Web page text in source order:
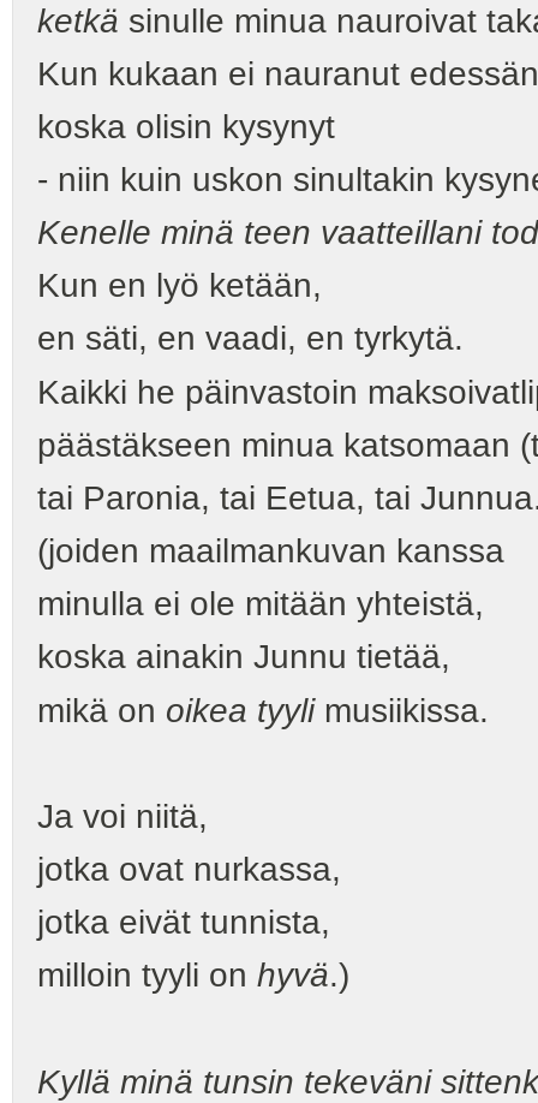
ketkä sinulle minua nauroivat
Kun kukaan ei nauranut
koska olisin kysynyt
- niin kuin uskon sinultakin
Kenelle minä teen vaatteillani
Kun en lyö ketään,
en säti, en vaadi, en tyrkytä.
Kaikki he päinvastoin
päästäkseen minua katsomaan
tai Paronia, tai Eetua, tai
(joiden maailmankuvan kanssa
minulla ei ole mitään yhteistä,
koska ainakin Junnu tietää,
mikä on oikea tyylimusiikissa.
Ja voi niitä,
jotka ovat nurkassa,
jotka eivät tunnista,
milloin tyyli on hyvä.)
Kyllä minä tunsin tekeväni